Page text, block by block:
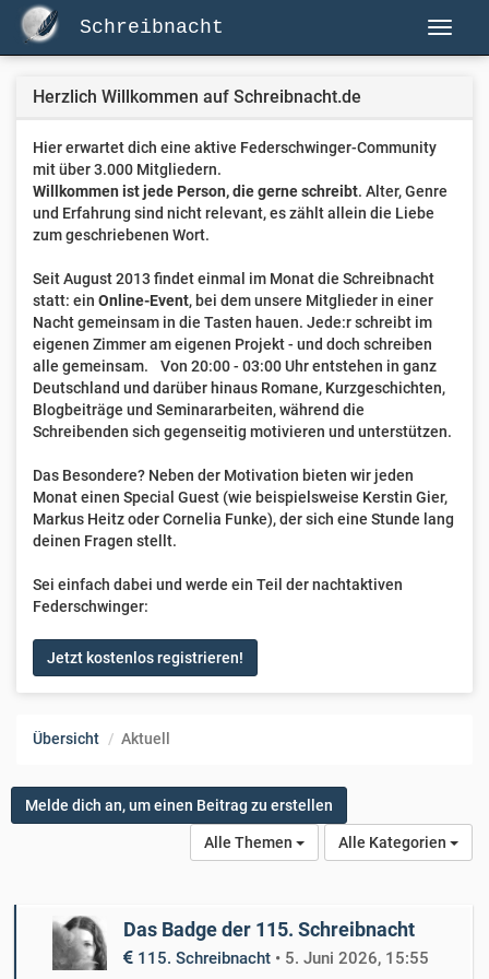
Schreibnacht
Herzlich Willkommen auf Schreibnacht.de
Hier erwartet dich eine aktive Federschwinger-Community
mit über 3.000 Mitgliedern.
Willkommen ist jede Person, die gerne schreibt. Alter, Genre
und Erfahrung sind nicht relevant, es zählt allein die Liebe
zum geschriebenen Wort.
Seit August 2013 findet einmal im Monat die Schreibnacht
statt: ein Online-Event, bei dem unsere Mitglieder in einer
Nacht gemeinsam in die Tasten hauen. Jede:r schreibt im
eigenen Zimmer am eigenen Projekt - und doch schreiben
alle gemeinsam. Von 20:00 - 03:00 Uhr entstehen in ganz
Deutschland und darüber hinaus Romane, Kurzgeschichten,
Blogbeiträge und Seminararbeiten, während die
Schreibenden sich gegenseitig motivieren und unterstützen.
Das Besondere? Neben der Motivation bieten wir jeden
Monat einen Special Guest (wie beispielsweise Kerstin Gier,
Markus Heitz oder Cornelia Funke), der sich eine Stunde lang
deinen Fragen stellt.
Sei einfach dabei und werde ein Teil der nachtaktiven
Federschwinger:
Jetzt kostenlos registrieren!
Übersicht Aktuell
Melde dich an, um einen Beitrag zu erstellen
Alle Kategorien
Alle Themen
Das Badge der 115. Schreibnacht
115. Schreibnacht • 5. Juni 2026, 15:55